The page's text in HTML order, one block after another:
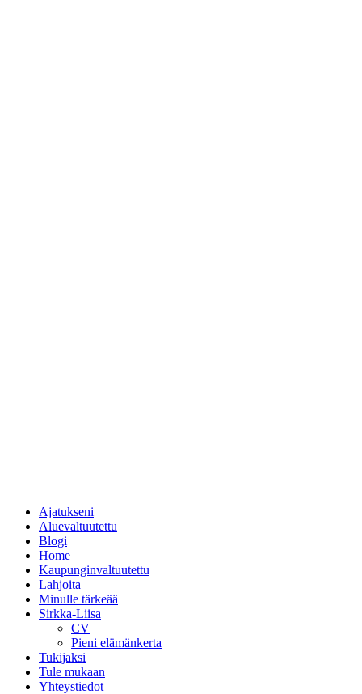
Ajatukseni
Aluevaltuutettu
Blogi
Home
Kaupunginvaltuutettu
Lahjoita
Minulle tärkeää
Sirkka-Liisa
CV
Pieni elämänkerta
Tukijaksi
Tule mukaan
Yhteystiedot